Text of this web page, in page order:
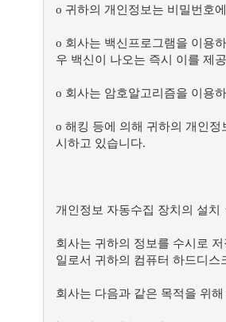
ο 귀하의 개인정보는 비밀번호
ο 회사는 백신프로그램을 이용
우 백신이 나오는 즉시 이를 제
ο 회사는 암호알고리즘을 이용
ο 해킹 등에 의해 귀하의 개인
시하고 있습니다.
개인정보 자동수집 장치의 설
회사는 귀하의 정보를 수시로
일로서 귀하의 컴퓨터 하드디스
회사는 다음과 같은 목적을 위